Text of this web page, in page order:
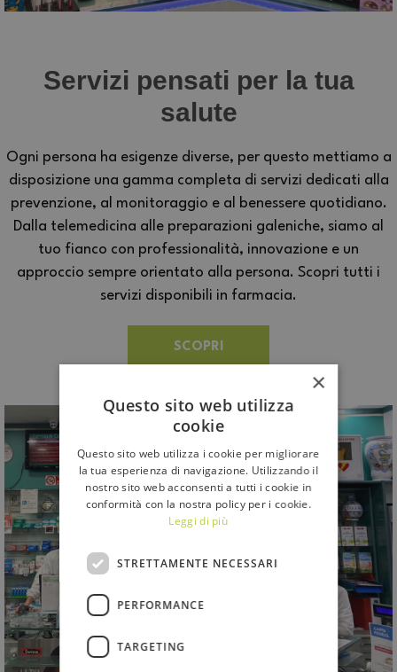
Servizi pensati per la tua
salute
Ogni persona ha esigenze diverse, per questo mettiamo a
disposizione una gamma completa di servizi dedicati alla
prevenzione, al monitoraggio e al benessere quotidiano.
Dalla telemedicina alle preparazioni galeniche, siamo al
tuo fianco con professionalità, innovazione e un
approccio sempre orientato alla persona. Scopri tutti i
servizi disponibili in farmacia.
SCOPRI
×
Questo sito web utilizza
cookie
Questo sito web utilizza i cookie per migliorare
la tua esperienza di navigazione. Utilizzando il
nostro sito web acconsenti a tutti i cookie in
conformità con la nostra policy per i cookie.
Leggi di più
STRETTAMENTE NECESSARI
PERFORMANCE
TARGETING